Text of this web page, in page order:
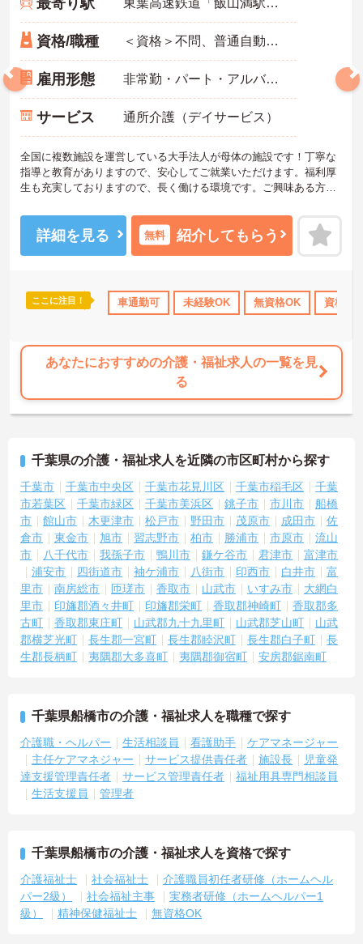
資格取得サポート 研修制度あり 産休･育休･介護休暇取得実績あり
資格/職種 ＜資格＞不問、普通自動車運転免許(AT限定可) 必須 ＜経験＞不問 無資格者:入社半年以内に会社負担で認知症介護基礎研修受講
雇用形態 非常勤・パート・アルバイト
サービス 通所介護（デイサービス）
全国に複数施設を運営している大手法人が母体の施設です！丁寧な
指導と教育がありますので、安心してご就業いただけます。福利厚
生も充実しておりますので、長く働ける環境です。ご興味ある方に
ご相談ください。
詳細を見る 無料 紹介してもらう
ここに注目！ 車通勤可 未経験OK 無資格OK 資格取
あなたにおすすめの介護・福祉求人の一覧を見
る
千葉県の介護・福祉求人を近隣の市区町村から探す
千葉市 千葉市中央区 千葉市花見川区 千葉市稲毛区
千葉
市若葉区
千葉市緑区 千葉市美浜区 銚子市 市川市
船橋
市
館山市 木更津市 松戸市 野田市 茂原市 成田市
佐
倉市
東金市 旭市 習志野市 柏市 勝浦市 市原市
流山
市
八千代市 我孫子市 鴨川市 鎌ケ谷市 君津市
富津市
浦安市
四街道市 袖ケ浦市 八街市 印西市 白井市
富
里市
南房総市 匝瑳市 香取市 山武市 いすみ市
大網白
里市
印旛郡酒々井町 印旛郡栄町 香取郡神崎町
香取郡多
古町
香取郡東庄町 山武郡九十九里町 山武郡芝山町
山武
郡横芝光町
長生郡一宮町 長生郡睦沢町 長生郡白子町
長
生郡長柄町
夷隅郡大多喜町 夷隅郡御宿町 安房郡鋸南町
千葉県船橋市の介護・福祉求人を職種で探す
介護職・ヘルパー 生活相談員 看護助手
ケアマネージャー
主任ケアマネジャー
サービス提供責任者 施設長
児童発
達支援管理責任者
サービス管理責任者
福祉用具専門相談員
生活支援員
管理者
千葉県船橋市の介護・福祉求人を資格で探す
介護福祉士 社会福祉士
介護職員初任者研修（ホームヘル
パー2級）
社会福祉主事
実務者研修（ホームヘルパー1
級）
精神保健福祉士 無資格OK